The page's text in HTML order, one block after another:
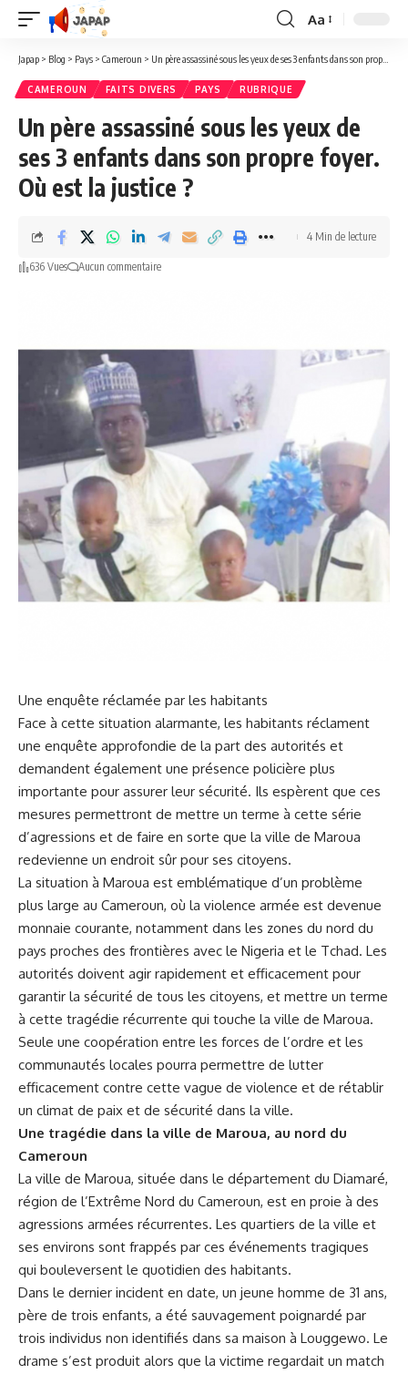
Redimensionner
la
Aa
Japap > Blog > Pays > Cameroun > Un père assassiné sous les yeux de ses 3 enfants dans son propre foyer. Où est la justice ?
CAMEROUN FAITS DIVERS PAYS RUBRIQUE
Un père assassiné sous les yeux de
ses 3 enfants dans son propre foyer.
Où est la justice ?
636 Vues Aucun commentaire
4 Min de lecture
Une enquête réclamée par les ‌ habitants
Face à cette situation alarmante, les‌ habitants réclament
une enquête approfondie de la part des autorités et
demandent également une présence policière plus
importante pour assurer leur‍ sécurité. Ils espèrent que ces
mesures permettront de ​mettre un terme à cette⁣ série
d’agressions​ et ⁢de ‌faire en ‍sorte que la ville de Maroua
‌redevienne un endroit sûr pour ses citoyens.
La situation à ⁤Maroua est emblématique d’un problème⁣
plus large ‍au Cameroun, où la violence armée est devenue
monnaie courante, notamment dans les zones⁣ du nord du
⁤pays proches des frontières avec le Nigeria et le Tchad. Les
autorités doivent agir rapidement et efficacement pour
garantir la sécurité de tous les citoyens, et mettre un terme
à cette tragédie récurrente qui touche la ville‌ de ‌Maroua.
Seule une coopération entre les forces ​de ‍l’ordre et les
communautés locales pourra permettre de lutter
efficacement contre cette vague de violence et de‌ rétablir
un climat de paix​ et de sécurité ‌dans la ⁣ville.
Une tragédie dans ⁣la​ ville de Maroua, au nord du
Cameroun
La ville de Maroua, située dans le département du Diamaré,
région⁣ de l’Extrême Nord du⁣ Cameroun, est⁢ en proie à des
agressions armées récurrentes. Les quartiers de⁣ la ville et
ses environs ⁣sont ⁢frappés par ces événements ‌tragiques ​
qui bouleversent le⁣ quotidien des⁣ habitants.
Dans le dernier incident en date,⁣ un jeune homme de 31 ans,⁣
père de trois enfants, a été ⁣sauvagement poignardé‍ par
trois individus non ⁣identifiés dans sa‍ maison à Louggewo. ⁣Le
drame⁤ s’est​ produit alors que ‍la victime regardait un match